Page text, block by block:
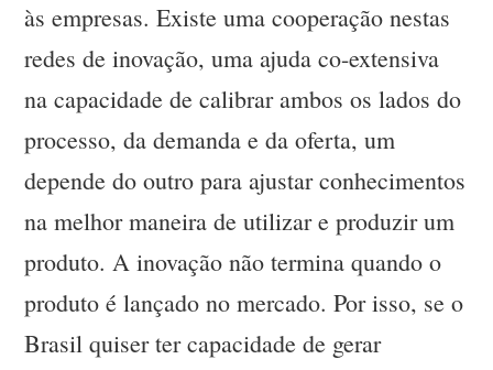
às empresas. Existe uma cooperação nestas
redes de inovação, uma ajuda co-extensiva
na capacidade de calibrar ambos os lados do
processo, da demanda e da oferta, um
depende do outro para ajustar conhecimentos
na melhor maneira de utilizar e produzir um
produto. A inovação não termina quando o
produto é lançado no mercado. Por isso, se o
Brasil quiser ter capacidade de gerar